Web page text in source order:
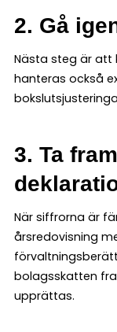
2. Gå
Nästa steg är att
hanteras också
3. Ta
När siffrorna är
årsredovisning
bolagsskatten
upprättas.